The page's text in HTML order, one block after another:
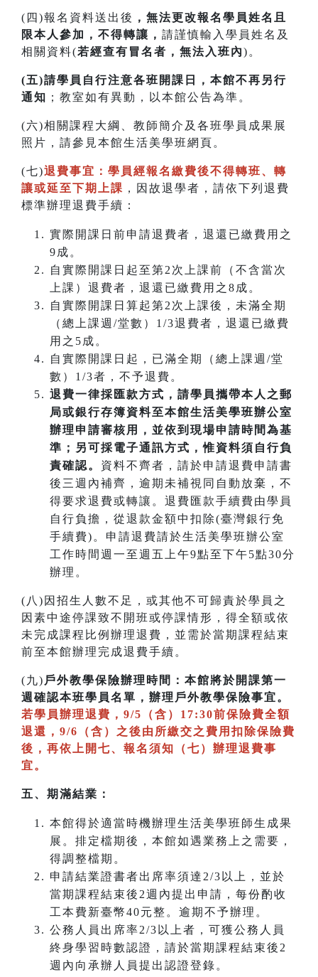
(四)報名資料送出後 ，無法更改報名學員姓名且
限本人參加，不得轉讓， 請謹慎輸入學員姓名及
相關資料(若經查有冒名者，無法入班內)。
(五)請學員自行注意各班開課日，本館不再另行
通知 ；教室如有異動，以本館公告為準。
(六)相關課程大綱、教師簡介及各班學員成果展
照片，請參見本館生活美學班網頁。
(七)退費事宜：學員經報名繳費後不得轉班、 轉
讓或延至下期上課 ，因故退學者，請依下列退費
標準辦理退費手續：
實際開課日前申請退費者，退還已繳費用之
9成。
自實際開課日起至第2次上課前（不含當次
上課）退費者，退還已繳費用之8成。
自實際開課日算起第2次上課後，未滿全期
（總上課週/堂數）1/3退費者，退還已繳費
用之5成。
自實際開課日起，已滿全期（總上課週/堂
數）1/3者，不予退費。
退費一律採匯款方式，請學員攜帶本人之郵
局或銀行存簿資料至本館生活美學班辦公室
辦理申請審核用，並依到現場申請時間為基
準；另可採電子通訊方式，惟資料須自行負
責確認。 資料不齊者，請於申請退費申請書
後三週內補齊，逾期未補視同自動放棄，不
得要求退費或轉讓。退費匯款手續費由學員
自行負擔，從退款金額中扣除(臺灣銀行免
手續費)。申請退費請於生活美學班辦公室
工作時間週一至週五上午9點至下午5點30分
辦理。
(八)因招生人數不足，或其他不可歸責於學員之
因素中途停課致不開班或停課情形，得全額或依
未完成課程比例辦理退費，並需於當期課程結束
前至本館辦理完成退費手續。
(九) 戶外教學保險辦理時間：本館將於開課第一
週確認本班學員名單，辦理戶外教學保險事宜。
若學員辦理退費，9/5（含）17:30前保險費全額
退還，9/6（含）之後由所繳交之費用扣除保險費
後，再依上開七、報名須知（七）辦理退費事
宜。
五、期滿結業：
本館得於適當時機辦理生活美學班師生成果
展。排定檔期後，本館如遇業務上之需要，
得調整檔期。
申請結業證書者出席率須達2/3以上，並於
當期課程結束後2週內提出申請，每份酌收
工本費新臺幣40元整。逾期不予辦理。
公務人員出席率2/3以上者，可獲公務人員
終身學習時數認證，請於當期課程結束後2
週內向承辦人員提出認證登錄。